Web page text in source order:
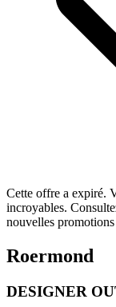
Cette offre a expiré.
incroyables.
nouvelles
Roermond
DESIGNER